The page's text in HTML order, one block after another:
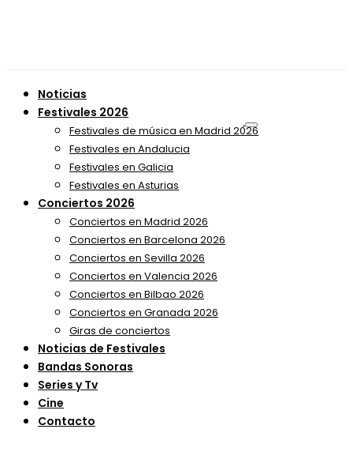
Noticias
Festivales 2026
Festivales de música en Madrid 2026
Festivales en Andalucia
Festivales en Galicia
Festivales en Asturias
Conciertos 2026
Conciertos en Madrid 2026
Conciertos en Barcelona 2026
Conciertos en Sevilla 2026
Conciertos en Valencia 2026
Conciertos en Bilbao 2026
Conciertos en Granada 2026
Giras de conciertos
Noticias de Festivales
Bandas Sonoras
Series y Tv
Cine
Contacto